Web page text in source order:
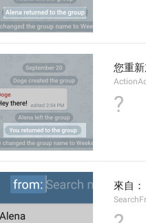
您重
?
來自：